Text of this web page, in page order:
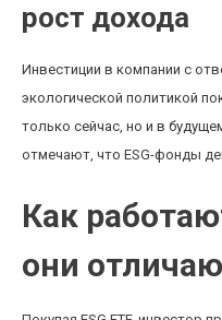
рост дохода
Инвестиции в компании с
экологической политикой
только сейчас, но и в
отмечают, что ESG-фонды
Как
они